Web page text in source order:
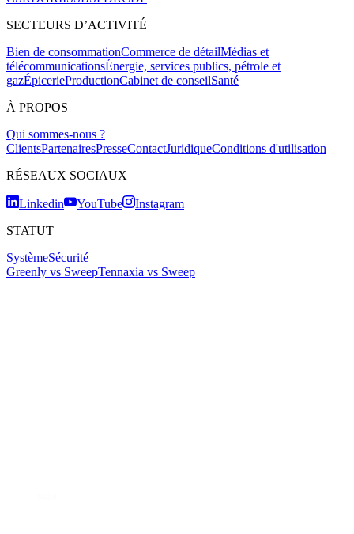
SECTEURS D’ACTIVITÉ
Bien de consommationCommerce de détailMédias et
télécommunicationsÉnergie, services publics, pétrole et
gazÉpicerieProductionCabinet de conseilSanté
À PROPOS
Qui sommes-nous ?
ClientsPartenairesPresseContactJuridiqueConditions d'utilisation
RÉSEAUX SOCIAUX
Linkedin YouTube
Instagram
STATUT
SystèmeSécurité
Greenly vs SweepTennaxia vs Sweep